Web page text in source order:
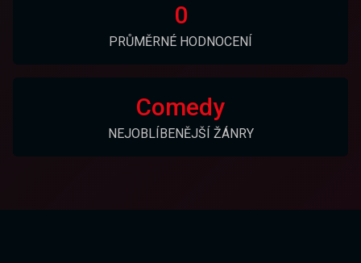
0
PRŮMĚRNÉ HODNOCENÍ
Comedy
NEJOBLÍBENĚJŠÍ ŽÁNRY